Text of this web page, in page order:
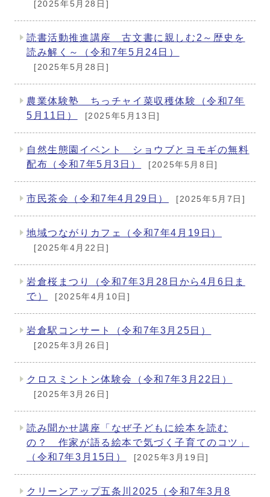
[2025年5月28日]
読書活動推進講座 古文書に親しむ2～歴史を
読み解く～（令和7年5月24日）
[2025年5月28日]
農業体験塾 ちっチャイ菜収穫体験（令和7年
5月11日）
[2025年5月13日]
自然生態園イベント ショウブとヨモギの無料
配布（令和7年5月3日）
[2025年5月8日]
市民茶会（令和7年4月29日） [2025年5月7日]
地域つながりカフェ（令和7年4月19日）
[2025年4月22日]
岩倉桜まつり（令和7年3月28日から4月6日ま
で）
[2025年4月10日]
岩倉駅コンサート（令和7年3月25日）
[2025年3月26日]
クロスミントン体験会（令和7年3月22日）
[2025年3月26日]
読み聞かせ講座「なぜ子どもに絵本を読む
の？ 作家が語る絵本で気づく子育てのコツ」
（令和7年3月15日）
[2025年3月19日]
クリーンアップ五条川2025（令和7年3月8